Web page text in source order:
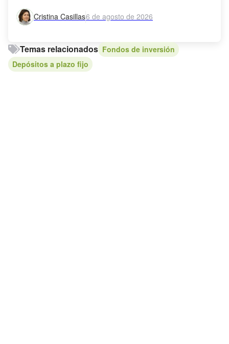
Cristina Casillas6 de agosto de 2026
Temas relacionados Fondos de inversión
Depósitos a plazo fijo